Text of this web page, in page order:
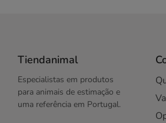
Tiendanimal
Especialistas em produtos
para animais de estimação e
uma referência em Portugal.